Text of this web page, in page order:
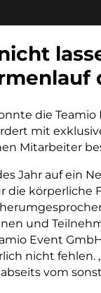
die
mit
Mitarbeiter
Jahr auf ein
körperliche
und
Event
nicht
vom